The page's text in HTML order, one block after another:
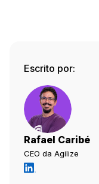
Escrito por:
Rafael Caribé
CEO da Agilize